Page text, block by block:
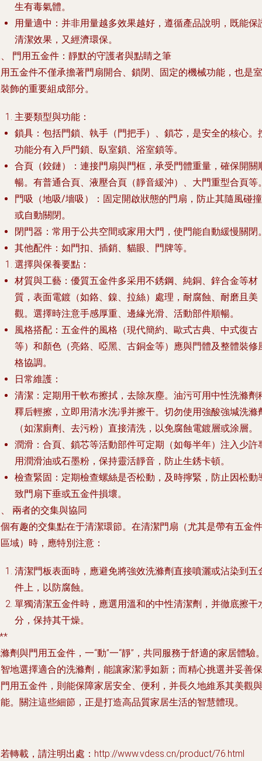
生有毒氣體。
用量適中 ：并非用量越多效果越好，遵循產品說明，既能保
清潔效果，又經濟環保。
門用五金件：靜默的守護者與點睛之筆
五金件不僅承擔著門扇開合、鎖閉、固定的機械功能，也是室
飾的重要組成部分。
主要類型與功能 ：
鎖具 ：包括門鎖、執手（門把手）、鎖芯，是安全的核心。
功能分有入戶門鎖、臥室鎖、浴室鎖等。
合頁（鉸鏈）
：連接門扇與門框，承受門體重量，確保開關
暢。有普通合頁、液壓合頁（靜音緩沖）、大門重型合頁等
門吸（地吸/墻吸）
：固定開啟狀態的門扇，防止其隨風碰撞
或自動關閉。
閉門器 ：常用于公共空間或家用大門，使門能自動緩慢關閉
其他配件 ：如門扣、插銷、貓眼、門牌等。
選擇與保養要點 ：
材質與工藝 ：優質五金件多采用不銹鋼、純銅、鋅合金等材
質，表面電鍍（如鉻、鎳、拉絲）處理，耐腐蝕、耐磨且美
觀。選擇時注意手感厚重、邊緣光滑、活動部件順暢。
風格搭配 ：五金件的風格（現代簡約、歐式古典、中式復古
等）和顏色（亮鉻、啞黑、古銅金等）應與門體及整體裝修
格協調。
日常維護 ：
清潔 ：定期用干軟布擦拭，去除灰塵。油污可用中性洗滌劑
釋后輕擦，立即用清水洗凈并擦干。 切勿使用強酸強堿洗滌
（如潔廁劑、去污粉）直接清洗 ，以免腐蝕電鍍層或涂層。
潤滑 ：合頁、鎖芯等活動部件可定期（如每半年）注入少許
用潤滑油或石墨粉，保持靈活靜音，防止生銹卡頓。
檢查緊固 ：定期檢查螺絲是否松動，及時擰緊，防止因松動
致門扇下垂或五金件損壞。
兩者的交集與協同
有趣的交集點在于清潔環節。在清潔門扇（尤其是帶有五金件
域）時，應特別注意：
清潔門板表面時，應避免將強效洗滌劑直接噴灑或沾染到五
件上，以防腐蝕。
單獨清潔五金件時，應選用溫和的中性清潔劑，并徹底擦干
分，保持其干燥。
劑與門用五金件，一“動”一“靜”，共同服務于舒適的家居體驗
地選擇適合的洗滌劑，能讓家潔凈如新；而精心挑選并妥善保
用五金件，則能保障家居安全、便利，并長久地維系其美觀與
。關注這些細節，正是打造高品質家居生活的智慧體現。
轉載，請注明出處：http://www.vdess.cn/product/76.html